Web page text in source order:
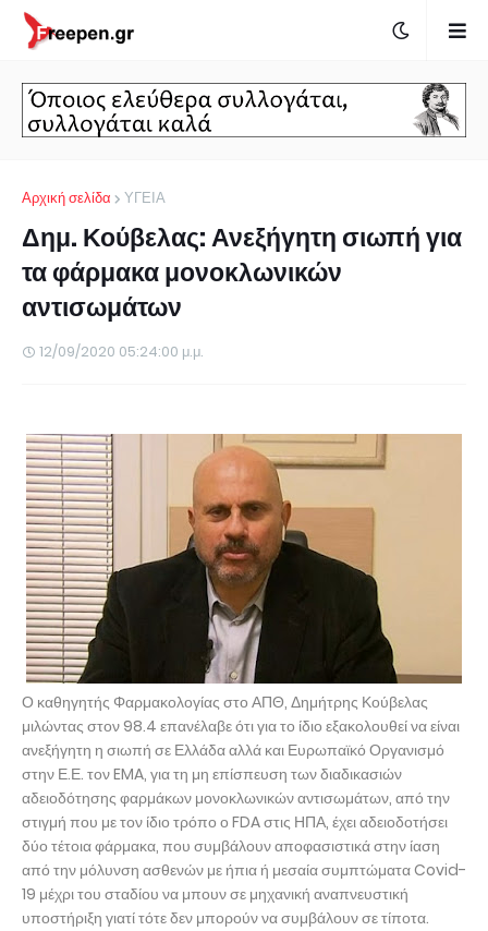
Αρχική σελίδα ΥΓΕΙΑ
Δημ. Κούβελας: Ανεξήγητη σιωπή για
τα φάρμακα μονοκλωνικών
αντισωμάτων
12/09/2020 05:24:00 μ.μ.
Ο καθηγητής Φαρμακολογίας στο ΑΠΘ, Δημήτρης Κούβελας
μιλώντας στον 98.4 επανέλαβε ότι για το ίδιο εξακολουθεί να είναι
ανεξήγητη η σιωπή σε Ελλάδα αλλά και Ευρωπαϊκό Οργανισμό
στην Ε.Ε. τον EMA, για τη μη επίσπευση των διαδικασιών
αδειοδότησης φαρμάκων μονοκλωνικών αντισωμάτων, από την
στιγμή που με τον ίδιο τρόπο ο FDA στις ΗΠΑ, έχει αδειοδοτήσει
δύο τέτοια φάρμακα, που συμβάλουν αποφασιστικά στην ίαση
από την μόλυνση ασθενών με ήπια ή μεσαία συμπτώματα Covid-
19 μέχρι του σταδίου να μπουν σε μηχανική αναπνευστική
υποστήριξη γιατί τότε δεν μπορούν να συμβάλουν σε τίποτα.